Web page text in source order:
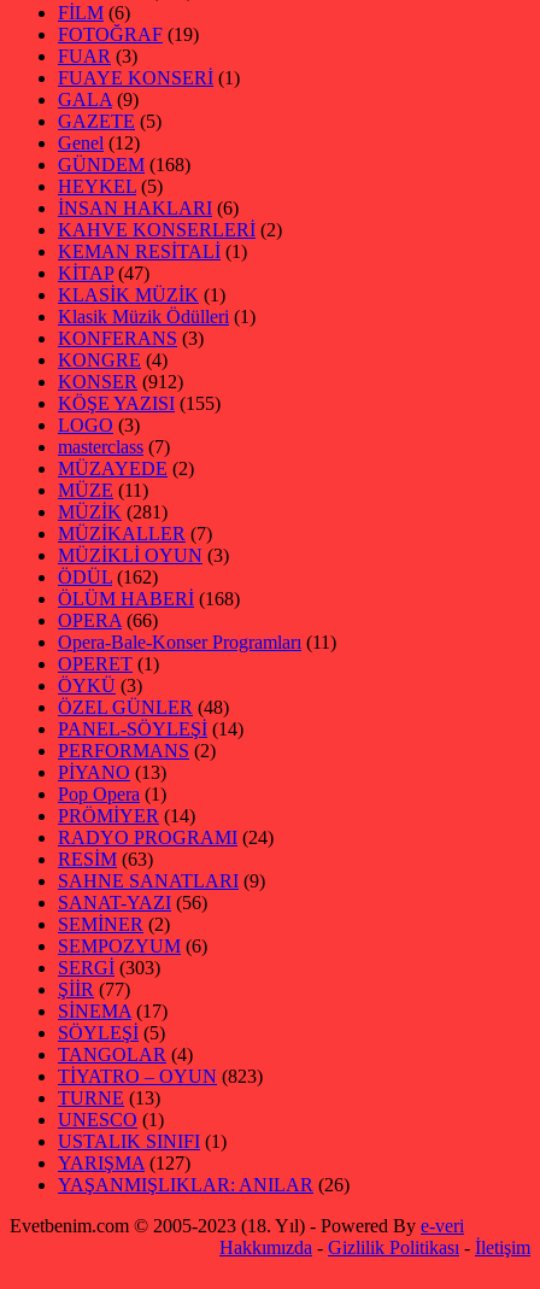
FİLM (6)
FOTOĞRAF (19)
FUAR (3)
FUAYE KONSERİ (1)
GALA (9)
GAZETE (5)
Genel (12)
GÜNDEM (168)
HEYKEL (5)
İNSAN HAKLARI (6)
KAHVE KONSERLERİ (2)
KEMAN RESİTALİ (1)
KİTAP(47)
KLASİK MÜZİK (1)
Klasik Müzik Ödülleri (1)
KONFERANS (3)
KONGRE (4)
KONSER (912)
KÖŞE YAZISI (155)
LOGO (3)
masterclass (7)
MÜZAYEDE (2)
MÜZE (11)
MÜZİK (281)
MÜZİKALLER (7)
MÜZİKLİ OYUN (3)
ÖDÜL (162)
ÖLÜM HABERİ (168)
OPERA (66)
Opera-Bale-Konser Programları (11)
OPERET (1)
ÖYKÜ (3)
ÖZEL GÜNLER (48)
PANEL-SÖYLEŞİ (14)
PERFORMANS (2)
PİYANO (13)
Pop Opera (1)
PRÖMİYER (14)
RADYO PROGRAMI (24)
RESİM (63)
SAHNE SANATLARI (9)
SANAT-YAZI (56)
SEMİNER (2)
SEMPOZYUM (6)
SERGİ (303)
ŞİİR (77)
SİNEMA (17)
SÖYLEŞİ (5)
TANGOLAR (4)
TİYATRO – OYUN (823)
TURNE (13)
UNESCO (1)
USTALIK SINIFI (1)
YARIŞMA (127)
YAŞANMIŞLIKLAR: ANILAR (26)
Evetbenim.com © 2005-2023 (18. Yıl) - Powered By e-veri
Hakkımızda - Gizlilik Politikası - İletişim